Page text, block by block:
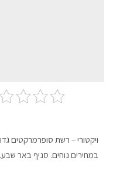
ויקטורי – רשת סופרמרקטים
במחירים נוחים. סניף באר שבע.